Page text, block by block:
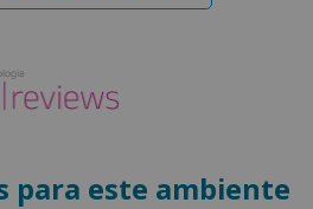
para este ambiente